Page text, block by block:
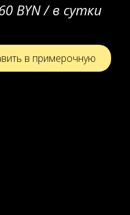
BYN / в сутки
в примерочную